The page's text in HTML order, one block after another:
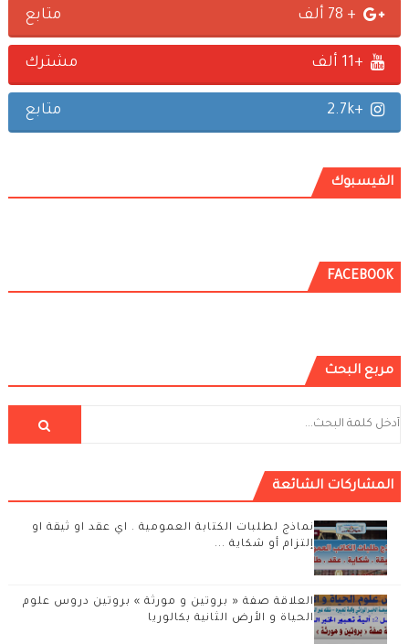
+ 78 ألف متابع
+11 ألف مشترك
+2.7k متابع
الفيسبوك
FACEBOOK
مربع البحث
المشاركات الشائعة
نماذج لطلبات الكتابة العمومية . اي عقد او ثيقة او
إلتزام أو شكاية ...
العلاقة صفة « بروتين و مورثة » بروتين دروس علوم
الحياة و الأرض الثانية بكالوريا